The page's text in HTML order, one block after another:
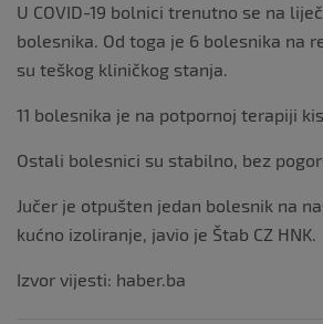
U COVID-19 bolnici trenutno se na
bolesnika. Od toga je 6 bolesnika na
su teškog kliničkog stanja.
11 bolesnika je na potpornoj terapiji
Ostali bolesnici su stabilno, bez
Jučer je otpušten jedan bolesnik na
kućno izoliranje, javio je Štab CZ HNK.
Izvor vijesti: haber.ba